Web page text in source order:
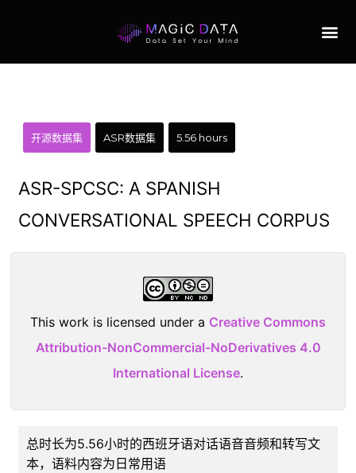
开源数据集 ASR数据集 5.56 hours
ASR-SPCSC: A SPANISH
CONVERSATIONAL SPEECH CORPUS
This work is licensed under a Creative Commons
Attribution-NonCommercial-NoDerivatives 4.0
International License.
总时长为5.56小时的西班牙语对话语音音频和转写文
本，语料内容为日常用语